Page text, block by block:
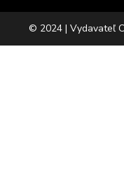
© 2024 | Vydavateľ